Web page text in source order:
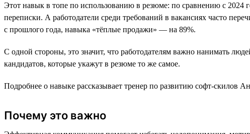
Этот навык в топе по использованию в резюме: по сравнению с 2024
переписки. А работодатели среди требований в вакансиях часто
с прошлого года, навыка «тёплые продажи» — на 89%.
С одной стороны, это значит, что работодателям важно нанимать
кандидатов, которые укажут в резюме то же самое.
Подробнее о навыке рассказывает тренер по развитию софт-скилов
Почему это важно